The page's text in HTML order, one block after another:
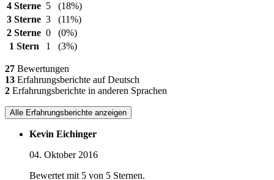
4 Sterne 5
(18%)
3 Sterne 3
(11%)
2 Sterne 0
(0%)
1 Stern
1 (3%)
27 Bewertungen
13 Erfahrungsberichte auf Deutsch
2 Erfahrungsberichte in anderen Sprachen
Alle Erfahrungsberichte anzeigen
Kevin Eichinger
04. Oktober 2016
Bewertet mit 5 von 5 Sternen.